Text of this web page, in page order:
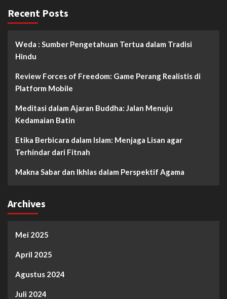
Recent Posts
Weda : Sumber Pengetahuan Tertua dalam Tradisi
Hindu
Review Forces of Freedom: Game Perang Realistis di
Platform Mobile
Meditasi dalam Ajaran Buddha: Jalan Menuju
Kedamaian Batin
Etika Berbicara dalam Islam: Menjaga Lisan agar
Terhindar dari Fitnah
Makna Sabar dan Ikhlas dalam Perspektif Agama
Archives
Mei 2025
April 2025
Agustus 2024
Juli 2024